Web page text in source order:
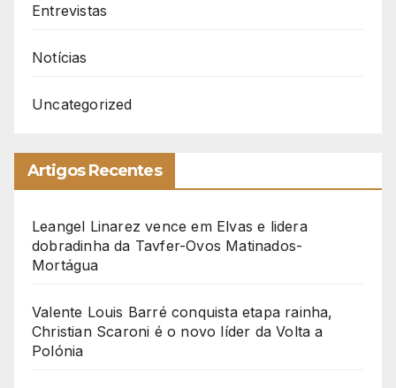
Entrevistas
Notícias
Uncategorized
Artigos Recentes
Leangel Linarez vence em Elvas e lidera
dobradinha da Tavfer-Ovos Matinados-
Mortágua
Valente Louis Barré conquista etapa rainha,
Christian Scaroni é o novo líder da Volta a
Polónia